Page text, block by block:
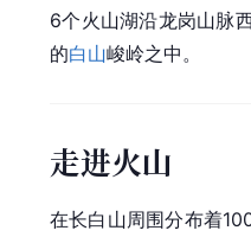
6个火山湖沿龙岗山脉
的白山峻岭之中。
走进火山
在长白山周围分布着